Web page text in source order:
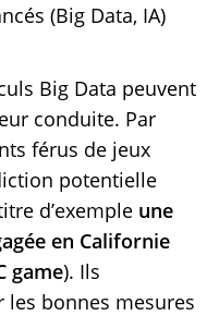
(Big Data, IA)
Big Data peuvent
conduite. Par
férus de jeux
potentielle
d’exemple une
en Californie
game). Ils
bonnes mesures